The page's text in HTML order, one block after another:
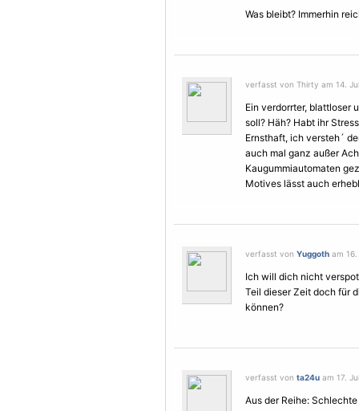
Was bleibt? Immerhin
verfasst von Thirty am 14.
Ein verdorrter, blattloser
soll? Häh? Habt ihr
Ernsthaft, ich versteh´
auch mal ganz außer
Kaugummiautomaten
Motives lässt auch
verfasst von Yuggoth am
Ich will dich nicht
Teil dieser Zeit doch für
können?
verfasst von ta24u am 17.
Aus der Reihe: